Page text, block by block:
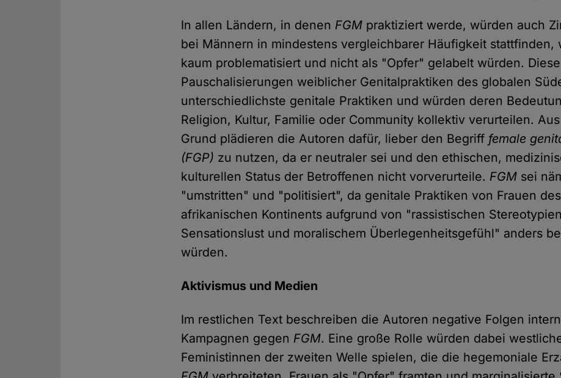
In allen Ländern, in denen FGM praktiziert werde, würden auch
bei Männern in mindestens vergleichbarer Häufigkeit stattfinden,
kaum problematisiert und nicht als "Opfer" gelabelt würden. Diese
Pauschalisierungen weiblicher Genitalpraktiken des globalen
unterschiedlichste genitale Praktiken und würden deren
Religion, Kultur, Familie oder Community kollektiv verurteilen.
Grund plädieren die Autoren dafür, lieber den Begriff female
(FGP) zu nutzen, da er neutraler sei und den ethischen,
kulturellen Status der Betroffenen nicht vorverurteile. FGM sei
"umstritten" und "politisiert", da genitale Praktiken von Frauen des
afrikanischen Kontinents aufgrund von "rassistischen
Sensationslust und moralischem Überlegenheitsgefühl" anders
würden.
Aktivismus und Medien
Im restlichen Text beschreiben die Autoren negative Folgen
Kampagnen gegen FGM. Eine große Rolle würden dabei
Feministinnen der zweiten Welle spielen, die die hegemoniale